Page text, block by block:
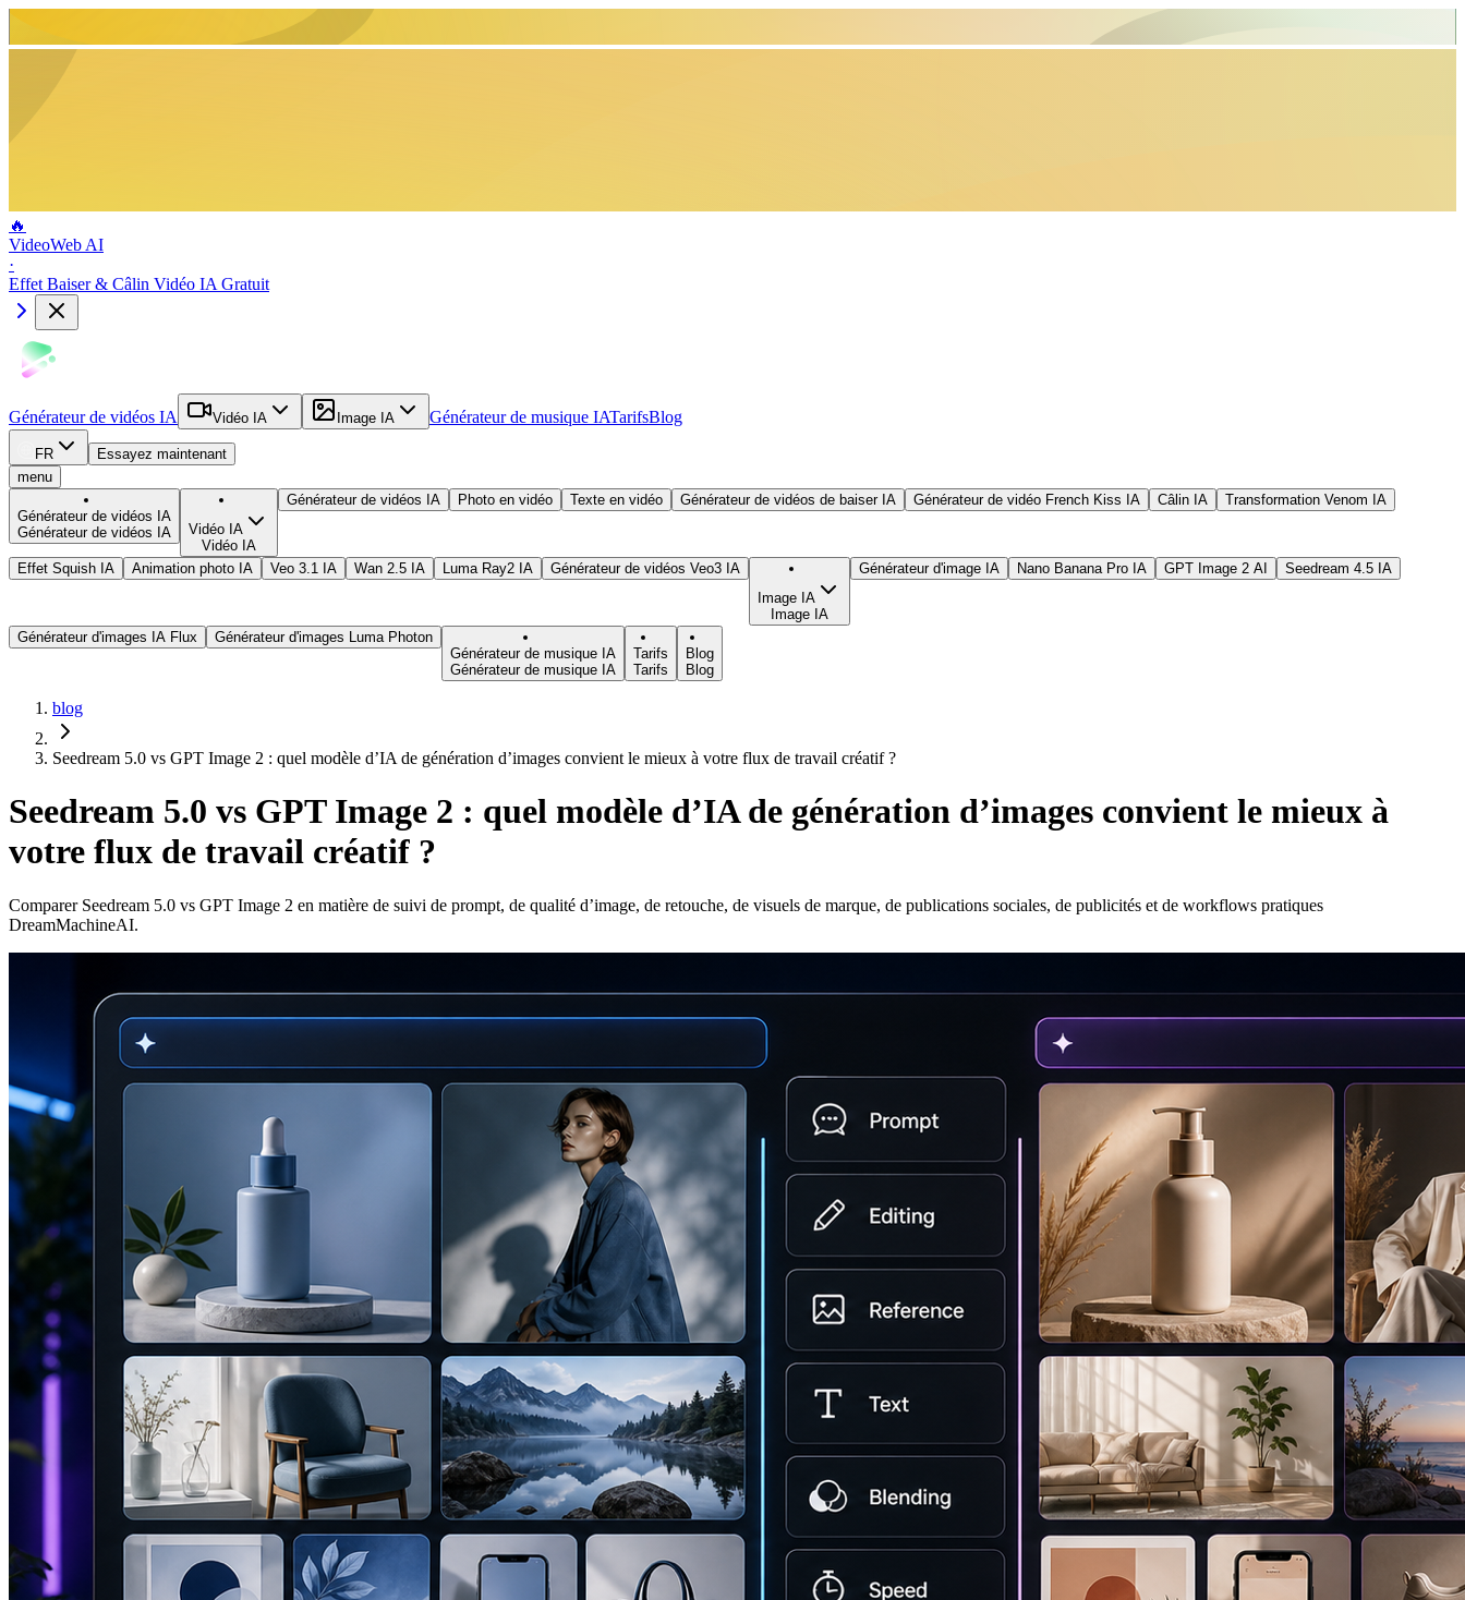
🔥
VideoWeb AI
·
Effet Baiser & Câlin Vidéo IA Gratuit
Générateur de vidéos IA Vidéo IA Image IA Générateur de musique IATarifsBlog
FR
Essayez maintenant
menu
Générateur de vidéos IA
Générateur de vidéos IA
Vidéo IA
Vidéo IA
Générateur de vidéos IA Photo en vidéo Texte en vidéo Générateur de vidéos de baiser IA Générateur de vidéo French Kiss IA Câlin IA Transformation Venom IA
Effet Squish IA Animation photo IA Veo 3.1 IA Wan 2.5 IA Luma Ray2 IA
Générateur de vidéos Veo3 IA
Image IA
Image IA
Générateur d'image IA Nano Banana Pro IA GPT Image 2 AI Seedream 4.5 IA
Générateur d'images IA Flux
Générateur d'images Luma Photon
Générateur de musique IA
Générateur de musique IA
Tarifs
Tarifs
Blog
Blog
blog
Seedream 5.0 vs GPT Image 2 : quel modèle d’IA de génération d’images convient le mieux à votre flux de travail créatif ?
Seedream 5.0 vs GPT Image 2 : quel modèle d’IA de génération d’images convient le mieux à
votre flux de travail créatif ?
Comparer Seedream 5.0 vs GPT Image 2 en matière de suivi de prompt, de qualité d’image, de retouche, de visuels de marque, de publications sociales, de publicités et de workflows pratiques
DreamMachineAI.